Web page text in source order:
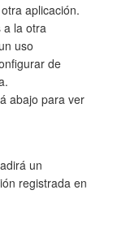
aplicación.
a la otra
uso
de
abajo para ver
un
registrada en